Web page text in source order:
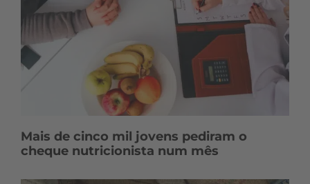
Mais de cinco mil jovens pediram o
cheque nutricionista num mês